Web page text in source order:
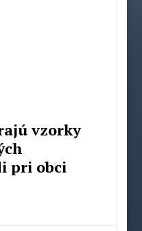
vzorky
pri obci